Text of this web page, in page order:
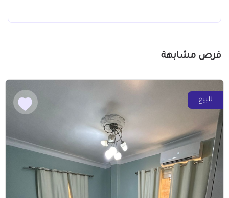
فرص مشابهة
للبيع